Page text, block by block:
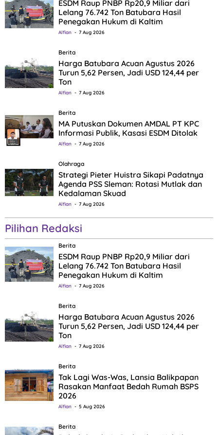
ESDM Raup PNBP Rp20,9 Miliar dari
Lelang 76.742 Ton Batubara Hasil
Penegakan Hukum di Kaltim
Alfian 7 Aug 2026
Berita
Harga Batubara Acuan Agustus 2026
Turun 5,62 Persen, Jadi USD 124,44 per
Ton
Alfian 7 Aug 2026
Berita
MA Putuskan Dokumen AMDAL PT KPC
Informasi Publik, Kasasi ESDM Ditolak
Alfian 7 Aug 2026
Olahraga
Strategi Pieter Huistra Sikapi Padatnya
Agenda PSS Sleman: Rotasi Mutlak dan
Kedalaman Skuad
Alfian 7 Aug 2026
Pilihan Redaksi
Berita
ESDM Raup PNBP Rp20,9 Miliar dari
Lelang 76.742 Ton Batubara Hasil
Penegakan Hukum di Kaltim
Alfian 7 Aug 2026
Berita
Harga Batubara Acuan Agustus 2026
Turun 5,62 Persen, Jadi USD 124,44 per
Ton
Alfian 7 Aug 2026
Berita
Tak Lagi Was-Was, Lansia Balikpapan
Rasakan Manfaat Bedah Rumah BSPS
2026
Alfian 5 Aug 2026
Berita